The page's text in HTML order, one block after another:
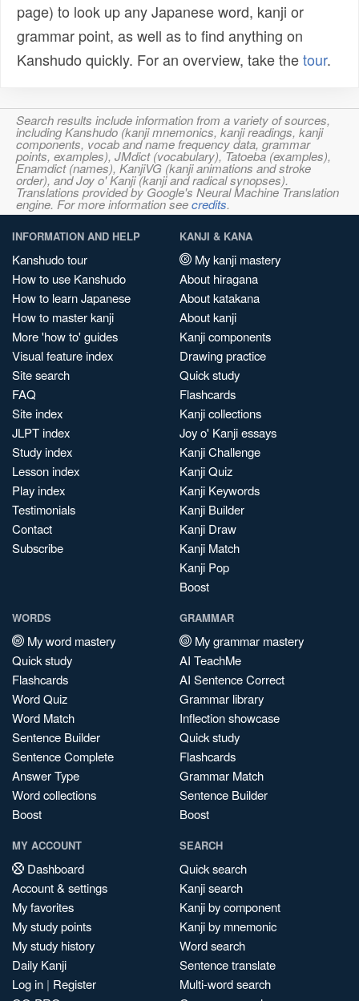
page) to look up any Japanese word, kanji or
grammar point, as well as to find anything on
Kanshudo quickly. For an overview, take thetour.
Search results include information from a variety of sources,
including Kanshudo (kanji mnemonics, kanji readings, kanji
components, vocab and name frequency data, grammar
points, examples), JMdict (vocabulary), Tatoeba (examples),
Enamdict (names), KanjiVG (kanji animations and stroke
order), and Joy o' Kanji (kanji and radical synopses).
Translations provided by Google's Neural Machine Translation
engine. For more information seecredits.
INFORMATION AND HELP
Kanshudo tour
How to use Kanshudo
How to learn Japanese
How to master kanji
More 'how to' guides
Visual feature index
Site search
FAQ
Site index
JLPT index
Study index
Lesson index
Play index
Testimonials
Contact
Subscribe
KANJI & KANA
My kanji mastery
About hiragana
About katakana
About kanji
Kanji components
Drawing practice
Quick study
Flashcards
Kanji collections
Joy o' Kanji essays
Kanji Challenge
Kanji Quiz
Kanji Keywords
Kanji Builder
Kanji Draw
Kanji Match
Kanji Pop
Boost
WORDS
My word mastery
Quick study
Flashcards
Word Quiz
Word Match
Sentence Builder
Sentence Complete
Answer Type
Word collections
Boost
GRAMMAR
My grammar mastery
AI TeachMe
AI Sentence Correct
Grammar library
Inflection showcase
Quick study
Flashcards
Grammar Match
Sentence Builder
Boost
MY ACCOUNT
Dashboard
Account & settings
My favorites
My study points
My study history
Daily Kanji
Log in | Register
SEARCH
Quick search
Kanji search
Kanji by component
Kanji by mnemonic
Word search
Sentence translate
Multi-word search